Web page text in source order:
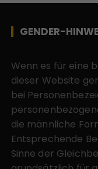
GENDER-
Wenn es für eine
dieser Website
bei
die männliche
Entsprechende
Sinne der